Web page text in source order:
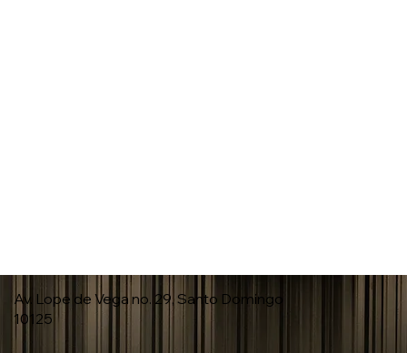
Av. Lope de Vega no. 29, Santo Domingo
10125